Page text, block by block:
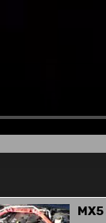
MX5